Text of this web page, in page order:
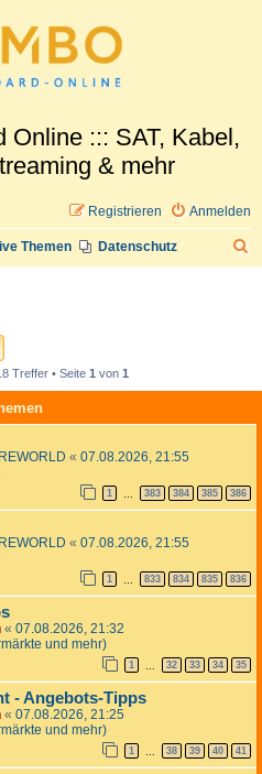
Online ::: SAT, Kabel,
& mehr
Anmelden
Registrieren
Themen Datenschutz
SUCHE
Treffer • Seite 1von 1
« 07.08.2026, 21:55
1 … 383 384 385 386
« 07.08.2026, 21:55
1 … 833 834 835 836
« 07.08.2026, 21:32
und mehr)
1 … 32 33 34 35
- Angebots-Tipps
« 07.08.2026, 21:25
und mehr)
1 … 38 39 40 41